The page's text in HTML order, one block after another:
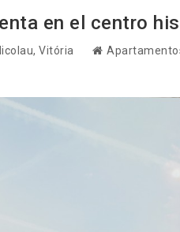
en el centro
Vitória